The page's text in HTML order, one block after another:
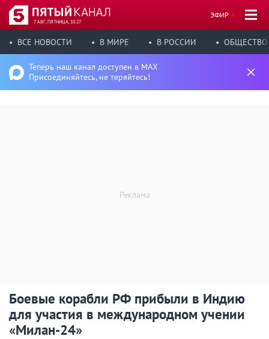
7 АВГ, ПЯТНИЦА, 10:27
ЭФИР
ВСЕ НОВОСТИ В МИРЕ В РОССИИ ОБЩЕСТВО
Теперь наш канал доступен в MAX
Присоединяйтесь, не теряйтесь!
Боевые корабли РФ прибыли в Индию
для участия в международном учении
«Милан-24»